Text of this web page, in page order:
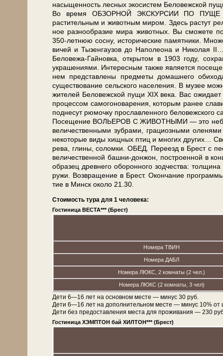
насыщенность лесных экосистем Бе­ло­веж­ской
Во вре­мя ОБЗОРНОЙ ЭКСКУРСИИ ПО ПУЩЕ Вы
растительным и животным ми­ром. Здесь растут
ное раз­но­об­ра­зие ми­ра жи­вот­ных. Вы смо­же­те
350-летнюю сосну, ис­то­ри­че­ские па­мят­ни­ки.
ви­чей и Ты­зен­гау­зов до На­по­лео­на и Ни­ко­лая
Беловежа-Гайновка, открытом в 1903 го­ду,
украшениями. Интересным так­же яв­ля­ет­ся
нем пред­став­ле­ны пред­ме­ты до­маш­не­го
существование сельского на­се­ле­ния. В музее
жи­те­лей Бе­ло­веж­ской пу­щи XIX ве­ка. Вас
процессом самогоноварения, ко­то­рым ранее
поднесут рюмочку прославленного беловежского
По­се­ще­ние ВОЛЬЕРОВ С ЖИВОТНЫМИ — это
величественными зубрами, грациозными
некоторые ви­ды хищных птиц и мно­гих дру­гих…
ре­ва, гли­ны, со­лом­ки. ОБЕД. Пе­ре­езд в Брест с
ве­ли­че­ствен­ной башни-донжон, по­стро­ен­ной в
об­ра­зец древ­не­го обо­рон­но­го зод­че­ства:
ру­жи. Воз­вра­ще­ние в Брест. Окон­ча­ние
тие в Минск око­ло 21.30.
Стоимость тура для 1 человека:
Гостиница ВЕСТА*** (Брест)
Номера ТВИН
Номера ДАБЛ
Номера ЛЮКС, 2 комнаты (2 чел.)
Номера ЛЮКС (2 комнаты, 3 чел)
Дети 6—16 лет на основном месте — минус 30 руб.
Дети 6—16 лет на дополнительном месте — минус 10% от
Дети без предоставления места для проживания — 230
Гостиница ХЭМПТОН бай ХИЛТОН*** (Брест)